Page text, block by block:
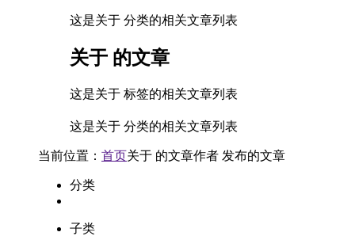
这是关于 分类的相关文章列表
关于 的文章
这是关于 标签的相关文章列表
这是关于 分类的相关文章列表
当前位置： 首页关于 的文章作者 发布的文章
分类
子类